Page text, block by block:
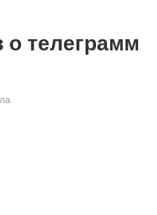
о телеграмм